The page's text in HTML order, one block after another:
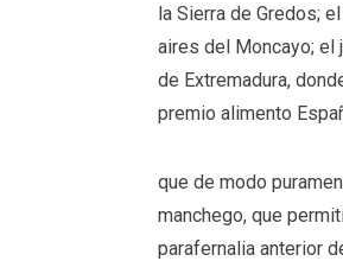
la Sierra de Gredos;
aires del Moncayo; el
de Extremadura,
premio alimento
que de modo
manchego, que
parafernalia anterior